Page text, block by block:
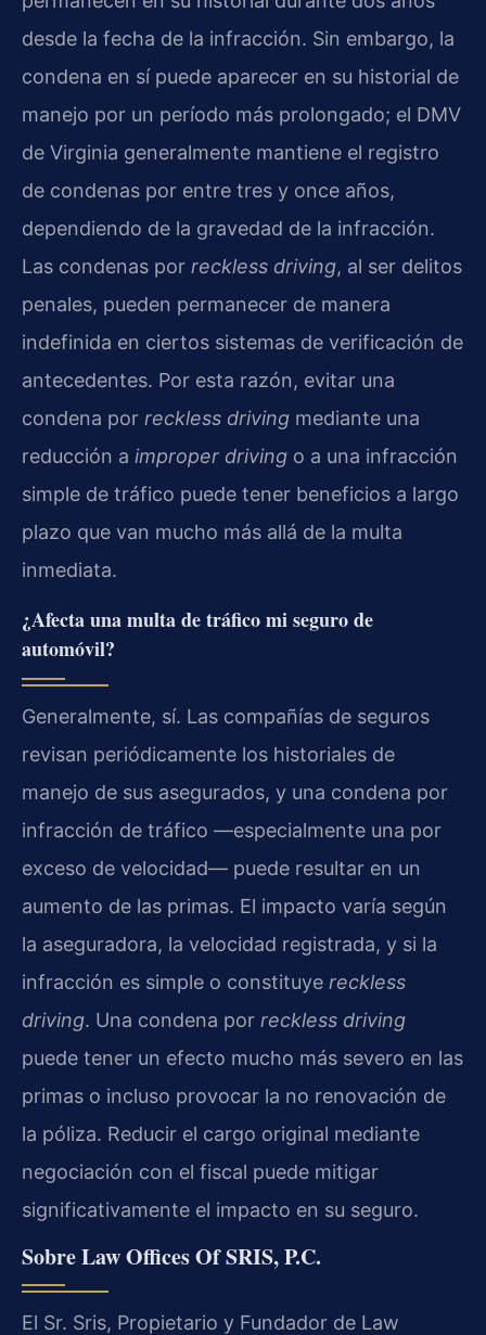
desde la fecha de la infracción. Sin embargo, la
condena en sí puede aparecer en su historial de
manejo por un período más prolongado; el DMV
de Virginia generalmente mantiene el registro
de condenas por entre tres y once años,
dependiendo de la gravedad de la infracción.
Las condenas por reckless driving, al ser delitos
penales, pueden permanecer de manera
indefinida en ciertos sistemas de verificación de
antecedentes. Por esta razón, evitar una
condena por reckless driving mediante una
reducción a improper driving o a una infracción
simple de tráfico puede tener beneficios a largo
plazo que van mucho más allá de la multa
inmediata.
¿Afecta una multa de tráfico mi seguro de
automóvil?
Generalmente, sí. Las compañías de seguros
revisan periódicamente los historiales de
manejo de sus asegurados, y una condena por
infracción de tráfico —especialmente una por
exceso de velocidad— puede resultar en un
aumento de las primas. El impacto varía según
la aseguradora, la velocidad registrada, y si la
infracción es simple o constituye reckless
driving. Una condena por reckless driving
puede tener un efecto mucho más severo en las
primas o incluso provocar la no renovación de
la póliza. Reducir el cargo original mediante
negociación con el fiscal puede mitigar
significativamente el impacto en su seguro.
Sobre Law Offices Of SRIS, P.C.
El Sr. Sris, Propietario y Fundador de Law